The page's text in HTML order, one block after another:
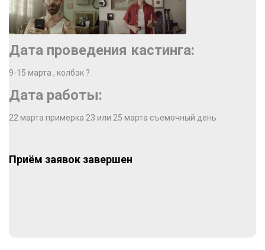
Дата проведения кастинга:
9-15 марта , колбэк ?
Дата работы:
22 марта примерка 23 или 25 марта съемочный день
Приём заявок завершен